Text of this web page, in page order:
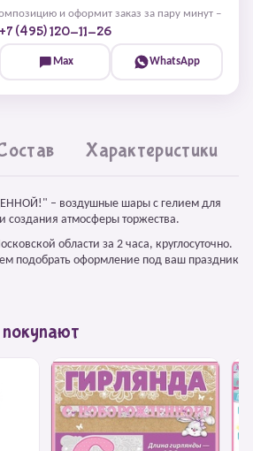
и оформит заказ за пару минут –
+7 (495) 120-11-26
Max WhatsApp
Характеристики
– воздушные шары с гелием для
создания атмосферы торжества.
области за 2 часа, круглосуточно.
подобрать оформление под ваш праздник